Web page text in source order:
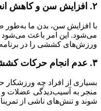
۲. افزایش سن و کاهش انعطاف‌پذیری عضلات
با افزایش سن، بدن ما به‌طور
می‌شود. این امر باعث می‌شود
ورزش‌های کششی را در برنامه
۳. عدم انجام حرکات کششی قبل و بعد از ورزش
بسیاری از افراد چه
منجر به آسیب‌دیدگی عضلات و
شوند و تنش‌های ناشی از